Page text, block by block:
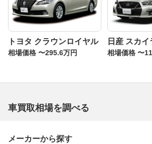
トヨタ クラウンロイヤル
相場価格 〜295.6万円
日産 スカ
相場価格 〜
車買取相場を調べる
メーカーから探す